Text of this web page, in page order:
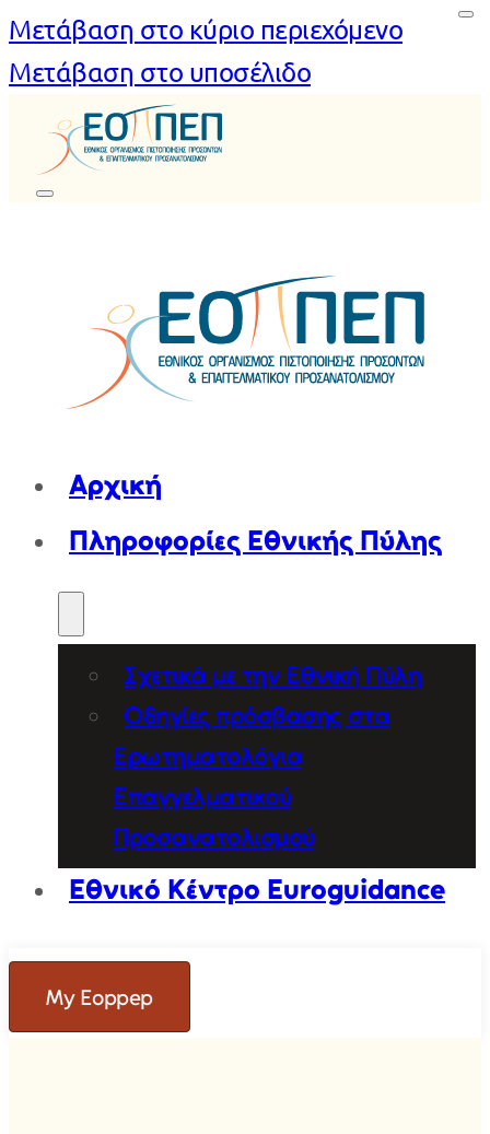
Μετάβαση στο κύριο περιεχόμενο
Μετάβαση στο υποσέλιδο
Αρχική
Πληροφορίες Εθνικής Πύλης
Σχετικά με την Εθνική Πύλη
Οδηγίες πρόσβασης στα
Ερωτηματολόγια
Επαγγελματικού
Προσανατολισμού
Εθνικό Κέντρο Euroguidance
My Eoppep